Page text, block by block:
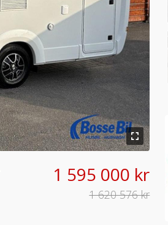
1 595 000 kr
1 620 576 kr